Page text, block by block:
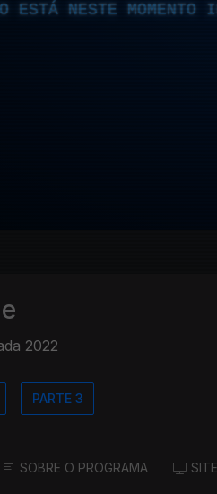
ESTÁ NESTE MOMENTO
2022
PARTE 3
SOBRE O PROGRAMA SITE